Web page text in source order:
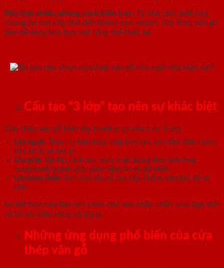
Phù hợp nhiều phong cách kiến trúc: Từ nhà phố, biệt thự,
chung cư cao cấp cho đến khách sạn, resort, cửa thép vân gỗ
đều dễ dàng hòa hợp với tổng thể thiết kế
Cấu tạo “3 lớp” tạo nên sự khác biệt
Cửa thép vân gỗ hiện đại thường có cấu trúc 3 lớp:
Lớp ngoài: Thép mạ kẽm hoặc thép hợp kim, sơn tĩnh điện chống
trầy xước và han gỉ.
Lớp giữa: Vật liệu cách âm, cách nhiệt (bông thủy tinh hoặc
honeycomb paper) giúp giảm tiếng ồn và giữ nhiệt.
Lớp hoàn thiện: Sơn phủ vân gỗ cao cấp, chống bám bụi, dễ vệ
sinh.
Sự kết hợp này tạo nên cánh cửa vừa chắc chắn, vừa đẹp mắt
và tối ưu hiệu năng sử dụng.
Những ứng dụng phổ biến của cửa
thép vân gỗ